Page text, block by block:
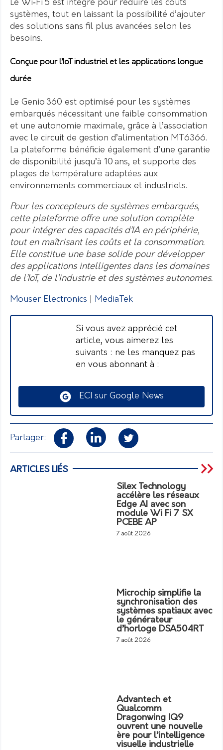
Le Wi‑Fi 5 est intégré pour réduire les coûts
systèmes, tout en laissant la possibilité d’ajouter
des solutions sans fil plus avancées selon les
besoins.
Conçue pour l’IoT industriel et les applications longue
durée
Le Genio 360 est optimisé pour les systèmes
embarqués nécessitant une faible consommation
et une autonomie maximale, grâce à l’association
avec le circuit de gestion d’alimentation MT6366.
La plateforme bénéficie également d’une garantie
de disponibilité jusqu’à 10 ans, et supporte des
plages de température adaptées aux
environnements commerciaux et industriels.
Pour les concepteurs de systèmes embarqués,
cette plateforme offre une solution complète
pour intégrer des capacités d’IA en périphérie,
tout en maîtrisant les coûts et la consommation.
Elle constitue une base solide pour développer
des applications intelligentes dans les domaines
de l’IoT, de l’industrie et des systèmes autonomes.
Mouser Electronics MediaTek
Si vous avez apprécié cet
article, vous aimerez les
suivants : ne les manquez pas
en vous abonnant à :
ECI sur Google News
Partager:
ARTICLES LIÉS
Silex Technology
accélère les réseaux
Edge AI avec son
module Wi Fi 7 SX
PCEBE AP
7 août 2026
Microchip simplifie la
synchronisation des
systèmes spatiaux avec
le générateur
d’horloge DSA504RT
7 août 2026
Advantech et
Qualcomm
Dragonwing IQ9
ouvrent une nouvelle
ère pour l’intelligence
visuelle industrielle